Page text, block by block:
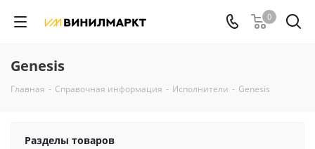
0
Genesis
Главная - Справочная информация - Исполнители - Genesis
Разделы товаров